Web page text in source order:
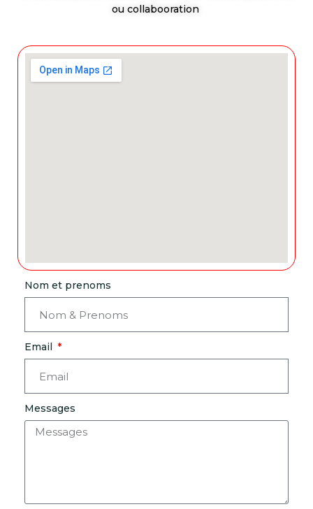
ou collabooration
Nom et prenoms
Email
Messages